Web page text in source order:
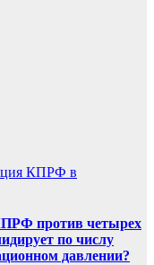
КПРФ в
против четырех
по числу
давлении?